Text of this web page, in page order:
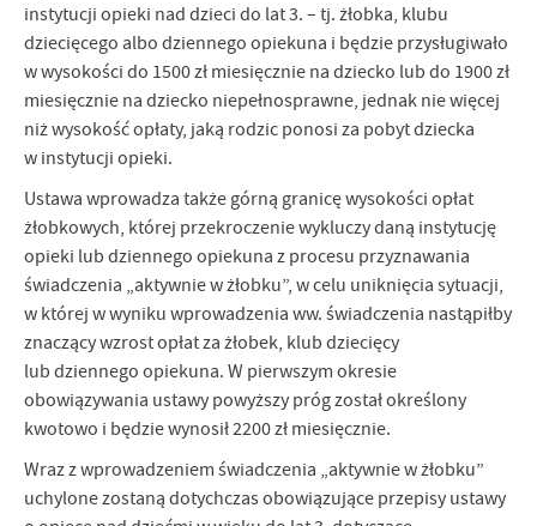
instytucji opieki nad dzieci do lat 3. – tj. żłobka, klubu
dziecięcego albo dziennego opiekuna i będzie przysługiwało
w wysokości do 1500 zł miesięcznie na dziecko lub do 1900 zł
miesięcznie na dziecko niepełnosprawne, jednak nie więcej
niż wysokość opłaty, jaką rodzic ponosi za pobyt dziecka
w instytucji opieki.
Ustawa wprowadza także górną granicę wysokości opłat
żłobkowych, której przekroczenie wykluczy daną instytucję
opieki lub dziennego opiekuna z procesu przyznawania
świadczenia „aktywnie w żłobku”, w celu uniknięcia sytuacji,
w której w wyniku wprowadzenia ww. świadczenia nastąpiłby
znaczący wzrost opłat za żłobek, klub dziecięcy
lub dziennego opiekuna. W pierwszym okresie
obowiązywania ustawy powyższy próg został określony
kwotowo i będzie wynosił 2200 zł miesięcznie.
Wraz z wprowadzeniem świadczenia „aktywnie w żłobku”
uchylone zostaną dotychczas obowiązujące przepisy ustawy